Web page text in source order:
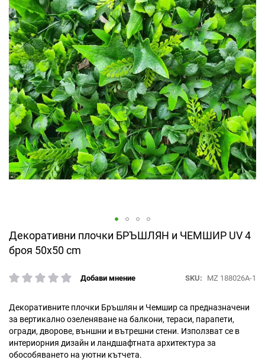
Декоративни плочки БРЪШЛЯН и ЧЕМШИР UV 4
броя 50x50 cm
рейтинг:
Добави мнение SKU MZ 188026A-1
Декоративните плочки Бръшлян и Чемшир са предназначени
за вертикално озеленяване на балкони, тераси, парапети,
огради, дворове, външни и вътрешни стени. Използват се в
интериорния дизайн и ландшафтната архитектура за
обособяването на уютни кътчета.
на
галерията
на
изображенията
Преминете
към
началото
галерия
снимки